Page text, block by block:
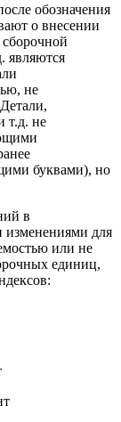
обозначения
о внесении
являются
не
т.д. не
буквами), но
в
изменениями для
или не
единиц,